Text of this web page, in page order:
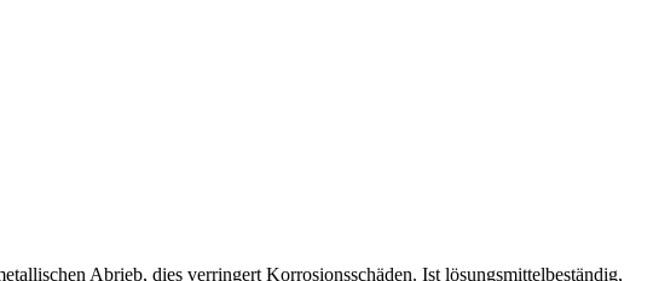
Abrieb, dies verringert Korrosionsschäden. Ist lösungsmittelbeständig,